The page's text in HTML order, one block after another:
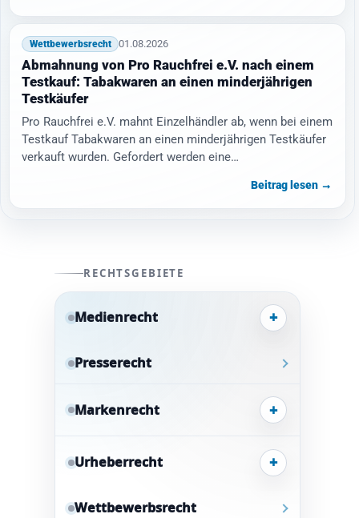
Wettbewerbsrecht 01.08.2026
Abmahnung von Pro Rauchfrei e.V. nach einem
Testkauf: Tabakwaren an einen minderjährigen
Testkäufer
Pro Rauchfrei e.V. mahnt Einzelhändler ab, wenn bei einem
Testkauf Tabakwaren an einen minderjährigen Testkäufer
verkauft wurden. Gefordert werden eine…
Beitrag lesen →
RECHTSGEBIETE
Medienrecht +
Presserecht
Markenrecht +
Urheberrecht +
Wettbewerbsrecht